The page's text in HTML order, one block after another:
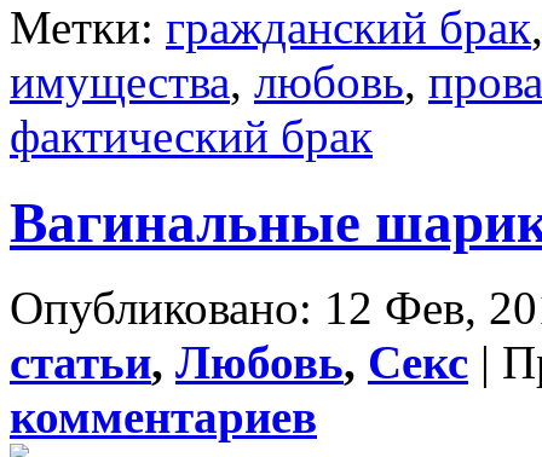
Метки: гражданский брак
имущества, любовь,
фактический брак
Вагинальные
Опубликовано: 12 Фев,
статьи, Любовь, Секс |
комментариев